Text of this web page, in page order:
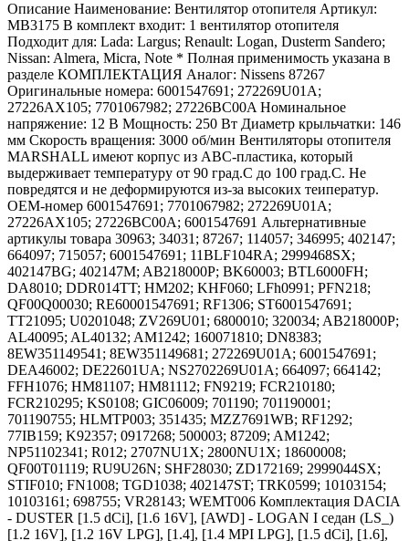
Описание Наименование: Вентилятор отопителя Артикул:
MB3175 В комплект входит: 1 вентилятор отопителя
Подходит для: Lada: Largus; Renault: Logan, Dusterm Sandero;
Nissan: Almera, Micra, Note * Полная применимость указана в
разделе КОМПЛЕКТАЦИЯ Аналог: Nissens 87267
Оригинальные номера: 6001547691; 272269U01A;
27226AX105; 7701067982; 27226BC00A Номинальное
напряжение: 12 В Мощность: 250 Вт Диаметр крыльчатки: 146
мм Скорость вращения: 3000 об/мин Вентиляторы отопителя
MARSHALL имеют корпус из ABC-пластика, который
выдерживает температуру от 90 град.C до 100 град.C. Не
повредятся и не деформируются из-за высоких теиператур.
OEM-номер 6001547691; 7701067982; 272269U01A;
27226AX105; 27226BC00A; 6001547691 Альтернативные
артикулы товара 30963; 34031; 87267; 114057; 346995; 402147;
664097; 715057; 6001547691; 11BLF104RA; 2999468SX;
402147BG; 402147M; AB218000P; BK60003; BTL6000FH;
DA8010; DDR014TT; HM202; KHF060; LFh0991; PFN218;
QF00Q00030; RE60001547691; RF1306; ST6001547691;
TT21095; U0201048; ZV269U01; 6800010; 320034; AB218000P;
AL40095; AL40132; AM1242; 160071810; DN8383;
8EW351149541; 8EW351149681; 272269U01A; 6001547691;
DEA46002; DE22601UA; NS2702269U01A; 664097; 664142;
FFH1076; HM81107; HM81112; FN9219; FCR210180;
FCR210295; KS0108; GIC06009; 701190; 701190001;
701190755; HLMTP003; 351435; MZZ7691WB; RF1292;
77IB159; K92357; 0917268; 500003; 87209; AM1242;
NP51102341; R012; 2707NU1X; 2800NU1X; 18600008;
QF00T01119; RU9U26N; SHF28030; ZD172169; 2999044SX;
STIF010; FN1008; TGD1038; 402147ST; TRK0599; 10103154;
10103161; 698755; VR28143; WEMT006 Комплектация DACIA
- DUSTER [1.5 dCi], [1.6 16V], [AWD] - LOGAN I седан (LS_)
[1.2 16V], [1.2 16V LPG], [1.4], [1.4 MPI LPG], [1.5 dCi], [1.6],